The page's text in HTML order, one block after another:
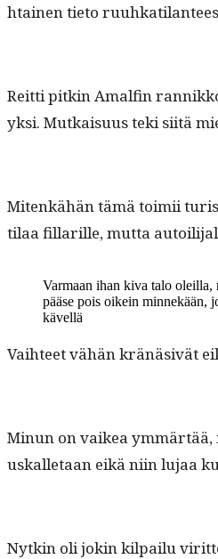
htainen tieto
Reit­ti pitkin Amalfin
yksi. Mutkaisu­us teki siitä
Mitenkähän tämä toimii
tilaa fil­lar­ille, mut­ta
Var­maan ihan kiva talo oleil­la,
pääse pois oikein min­nekään,
kävellä
Vai­h­teet vähän kränä­sivät
Min­un on vaikea
uskalletaan eikä niin lujaa
Nytkin oli jokin kil­pailu